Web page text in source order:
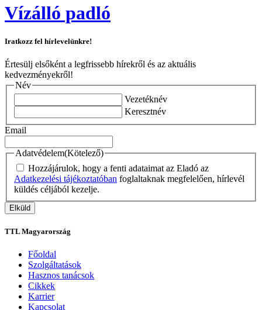
Vízálló padló
Iratkozz fel hírlevelünkre!
Értesülj elsőként a legfrissebb hírekről és az aktuális
kedvezményekről!
Név
Vezetéknév
Keresztnév
Email
Adatvédelem(Kötelező)
Hozzájárulok, hogy a fenti adataimat az Eladó az
Adatkezelési tájékoztatóban foglaltaknak megfelelően, hírlevél
küldés céljából kezelje.
TTL Magyarország
Főoldal
Szolgáltatások
Hasznos tanácsok
Cikkek
Karrier
Kapcsolat